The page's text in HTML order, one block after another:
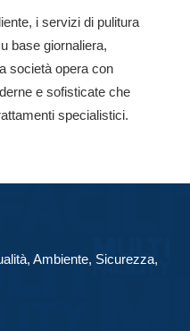
i servizi di pulitura
base giornaliera,
società opera con
e sofisticate che
specialistici.
Ambiente, Sicurezza,